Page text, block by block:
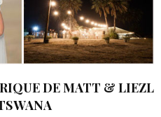
DE MATT & LIEZL